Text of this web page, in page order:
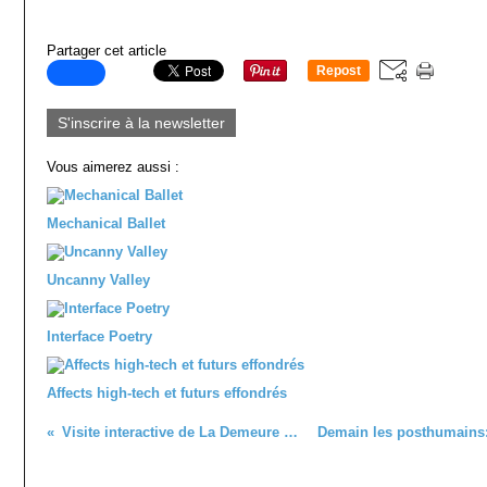
Partager cet article
Repost
S'inscrire à la newsletter
Vous aimerez aussi :
Mechanical Ballet
Uncanny Valley
Interface Poetry
Affects high-tech et futurs effondrés
Visite interactive de La Demeure du Chaos